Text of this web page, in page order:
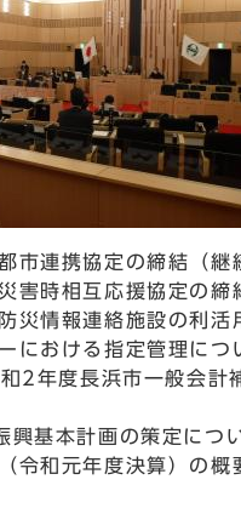
市連携協定の締結（継
害時相互応援協定の締
災情報連絡施設の利活
における指定管理につ
年度長浜市一般会計
基本計画の策定につ
令和元年度決算）の概